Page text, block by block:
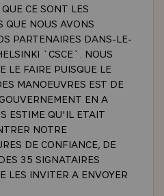
CE SONT LES
QUE NOUS AVONS
PARTENAIRES DANS-LE-
`CSCE`. NOUS
LE FAIRE PUISQUE LE
MANOEUVRES EST DE
EN A
ESTIME QU'IL ETAIT
NOTRE
DE CONFIANCE, DE
35 SIGNATAIRES
LES INVITER A ENVOYER